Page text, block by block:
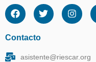
Contacto
asistente@riescar.org